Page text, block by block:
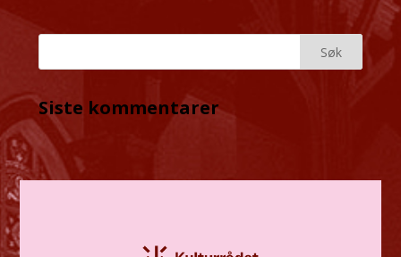
Siste kommentarer